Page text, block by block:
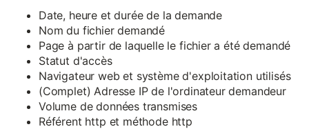
Date, heure et durée de la demande
Nom du fichier demandé
Page à partir de laquelle le fichier a été demandé
Statut d'accès
Navigateur web et système d'exploitation utilisés
(Complet) Adresse IP de l'ordinateur demandeur
Volume de données transmises
Référent http et méthode http